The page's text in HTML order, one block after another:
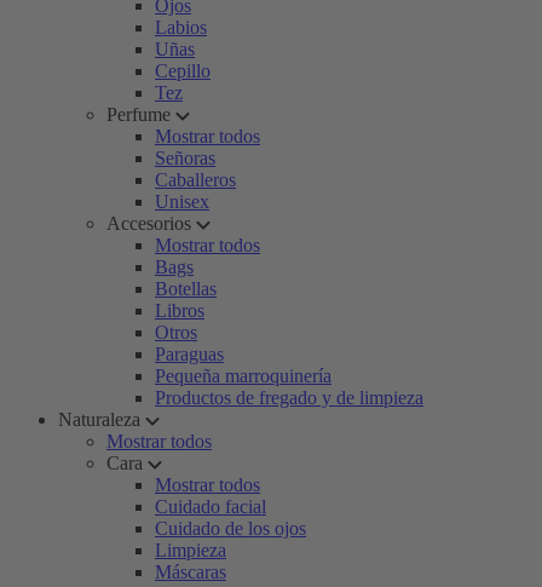
Ojos
Labios
Uñas
Cepillo
Tez
Perfume
Mostrar todos
Señoras
Caballeros
Unisex
Accesorios
Mostrar todos
Bags
Botellas
Libros
Otros
Paraguas
Pequeña marroquinería
Productos de fregado y de limpieza
Naturaleza
Mostrar todos
Cara
Mostrar todos
Cuidado facial
Cuidado de los ojos
Limpieza
Máscaras